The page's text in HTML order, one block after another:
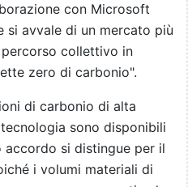
con Microsoft
si avvale di un mercato più
collettivo in
zero di carbonio".
di carbonio di alta
sono disponibili
si distingue per il
i volumi materiali di